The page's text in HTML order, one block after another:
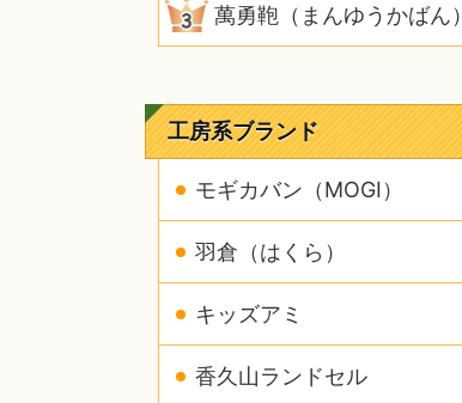
萬勇鞄（まんゆうかばん）
工房系ブランド
モギカバン（MOGI）
羽倉（はくら）
キッズアミ
香久山ランドセル